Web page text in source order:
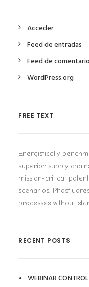
Acceder
Feed de entradas
Feed de
WordPress.org
FREE TEXT
Energistically
superior supply
mission-critical
scenarios.
processes without
RECENT POSTS
WEBINAR